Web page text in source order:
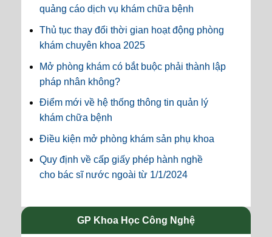
quảng cáo dịch vụ khám chữa bệnh
Thủ tục thay đổi thời gian hoạt động phòng
khám chuyên khoa 2025
Mở phòng khám có bắt buộc phải thành lập
pháp nhân không?
Điểm mới về hệ thống thông tin quản lý
khám chữa bệnh
Điều kiện mở phòng khám sản phụ khoa
Quy định về cấp giấy phép hành nghề
cho bác sĩ nước ngoài từ 1/1/2024
GP Khoa Học Công Nghệ